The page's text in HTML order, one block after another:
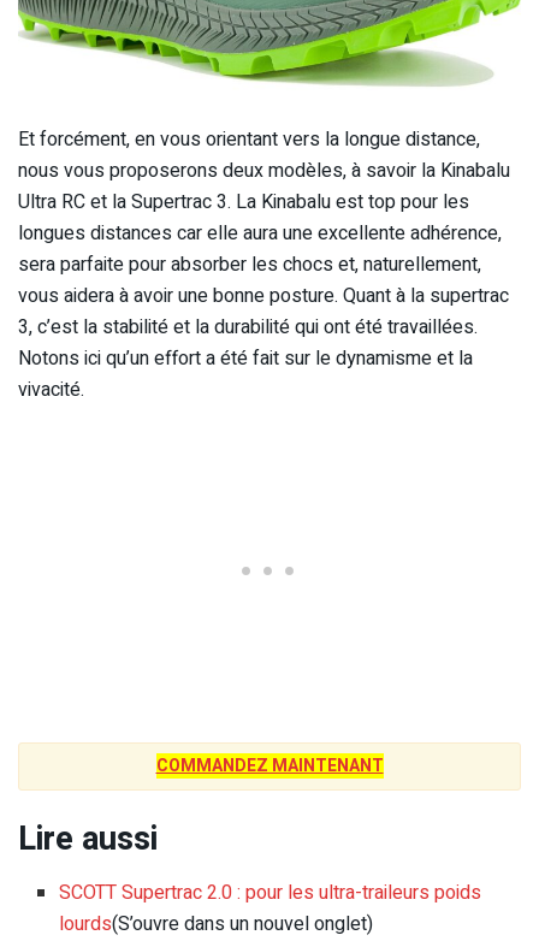
Et forcément, en vous orientant vers la longue distance,
nous vous proposerons deux modèles, à savoir la Kinabalu
Ultra RC et la Supertrac 3. La Kinabalu est top pour les
longues distances car elle aura une excellente adhérence,
sera parfaite pour absorber les chocs et, naturellement,
vous aidera à avoir une bonne posture. Quant à la supertrac
3, c’est la stabilité et la durabilité qui ont été travaillées.
Notons ici qu’un effort a été fait sur le dynamisme et la
vivacité.
COMMANDEZ MAINTENANT
Lire aussi
SCOTT Supertrac 2.0 : pour les ultra-traileurs poids
lourds(S’ouvre dans un nouvel onglet)